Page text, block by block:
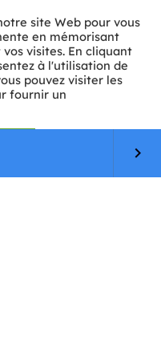
keyboard_arrow_right
site Web pour vous
en mémorisant
visites. En cliquant
à l'utilisation de
pouvez visiter les
fournir un